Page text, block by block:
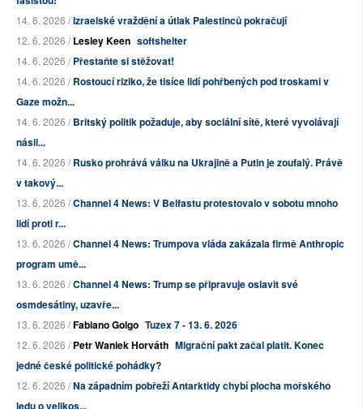
14. 6. 2026 /Izraelské vraždění a útlak Palestinců pokračují
12. 6. 2026 /Lesley Keen softshelter
14. 6. 2026 /Přestaňte si stěžovat!
14. 6. 2026 /Rostoucí riziko, že tisíce lidí pohřbených pod troskami v
Gaze možn...
14. 6. 2026 /Britský politik požaduje, aby sociální sítě, které vyvolávají
násil...
14. 6. 2026 /Rusko prohrává válku na Ukrajině a Putin je zoufalý. Právě
v takový...
13. 6. 2026 /Channel 4 News: V Belfastu protestovalo v sobotu mnoho
lidí proti r...
13. 6. 2026 /Channel 4 News: Trumpova vláda zakázala firmě Anthropic
program umě...
13. 6. 2026 /Channel 4 News: Trump se připravuje oslavit své
osmdesátiny, uzavře...
13. 6. 2026 /Fabiano Golgo Tuzex 7 - 13. 6. 2026
12. 6. 2026 /Petr Waniek Horváth Migrační pakt začal platit. Konec
jedné české politické pohádky?
12. 6. 2026 /Na západním pobřeží Antarktidy chybí plocha mořského
ledu o velikos...